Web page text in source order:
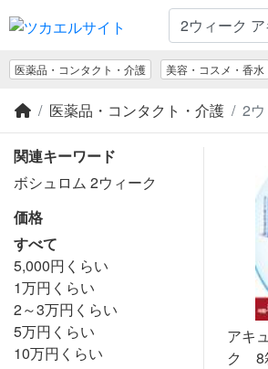
医薬品・コンタクト・介護 美容・コスメ・香水
医薬品・コンタクト・介護 2
関連キーワード
ボシュロム 2ウィーク
価格
すべて
5,000円くらい
1万円くらい
2～3万円くらい
5万円くらい
10万円くらい
アキ
ク 8